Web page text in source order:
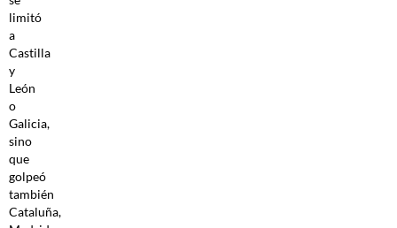
limitó
a
Castilla
y
León
o
Galicia,
sino
que
golpeó
también
Cataluña,